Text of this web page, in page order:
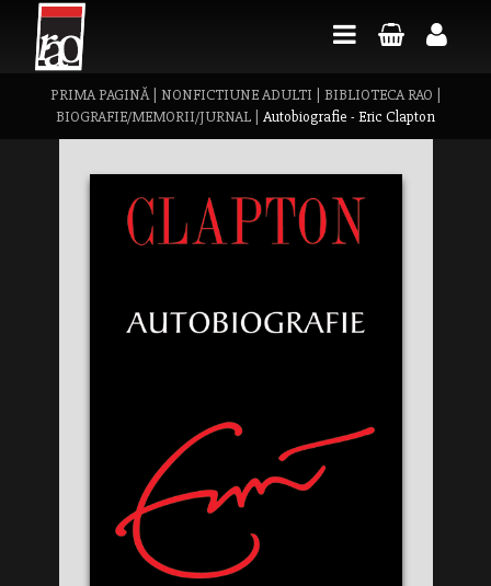
PRIMA PAGINĂ| NONFICTIUNE ADULTI BIBLIOTECA RAO
BIOGRAFIE/MEMORII/JURNAL
Autobiografie - Eric Clapton